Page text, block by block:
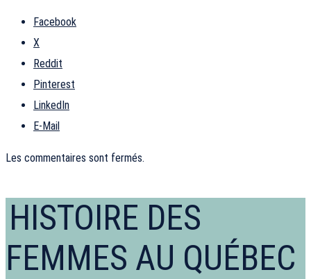
Facebook
X
Reddit
Pinterest
LinkedIn
E-Mail
Les commentaires sont fermés.
HISTOIRE DES
FEMMES AU QUÉBEC